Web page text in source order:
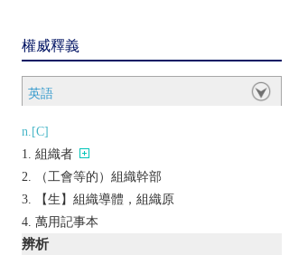
權威釋義
英語
n.[C]
組織者
（工會等的）組織幹部
【生】組織導體，組織原
萬用記事本
辨析